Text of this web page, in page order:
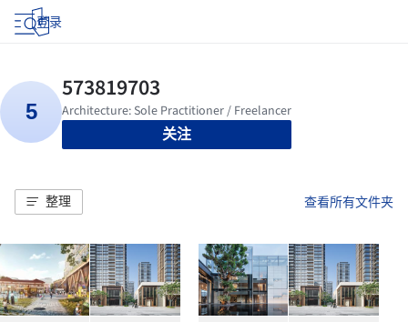
登录
关注
整理 查看所有文件夹